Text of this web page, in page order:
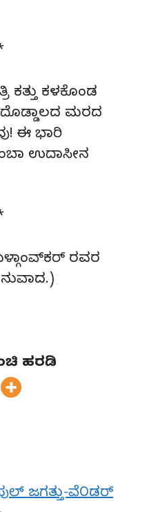
ಕಳಕೊಂಡ
ದೊಡ್ಡಾಲದ ಮರದ
ಈ ಭಾರಿ
ಉದಾಸೀನ
ರವರ
ಹರಡಿ
ಜಗತ್ತು-ವೆ೦ಡರ್